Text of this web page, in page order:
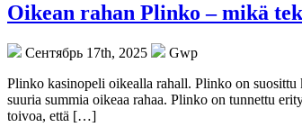
Oikean rahan Plinko – mikä
Сентябрь 17th, 2025
Gwp
Plinko kasinopeli oikealla rahall. Plinko on suosittu
suuria summia oikeaa rahaa. Plinko on tunnettu
toivoa, että […]